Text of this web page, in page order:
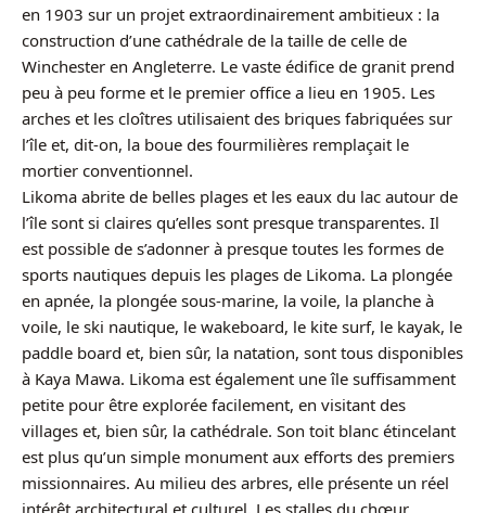
en 1903 sur un projet extraordinairement ambitieux : la
construction d’une cathédrale de la taille de celle de
Winchester en Angleterre. Le vaste édifice de granit prend
peu à peu forme et le premier office a lieu en 1905. Les
arches et les cloîtres utilisaient des briques fabriquées sur
l’île et, dit-on, la boue des fourmilières remplaçait le
mortier conventionnel.
Likoma abrite de belles plages et les eaux du lac autour de
l’île sont si claires qu’elles sont presque transparentes. Il
est possible de s’adonner à presque toutes les formes de
sports nautiques depuis les plages de Likoma. La plongée
en apnée, la plongée sous-marine, la voile, la planche à
voile, le ski nautique, le wakeboard, le kite surf, le kayak, le
paddle board et, bien sûr, la natation, sont tous disponibles
à Kaya Mawa. Likoma est également une île suffisamment
petite pour être explorée facilement, en visitant des
villages et, bien sûr, la cathédrale. Son toit blanc étincelant
est plus qu’un simple monument aux efforts des premiers
missionnaires. Au milieu des arbres, elle présente un réel